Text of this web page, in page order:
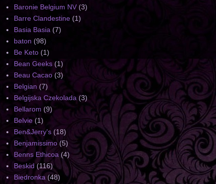
Baronie Belgium NV (3)
Barre Clandestine (1)
Basia Basia (7)
baton (98)
Be Keto (1)
Bean Geeks (1)
Beau Cacao (3)
Belgian (7)
Belgijska Czekolada (3)
Bellarom (9)
Belvie (1)
Ben&Jerry's (18)
Benjamissimo (5)
Benns Ethicoa (4)
Beskid (116)
Biedronka (48)